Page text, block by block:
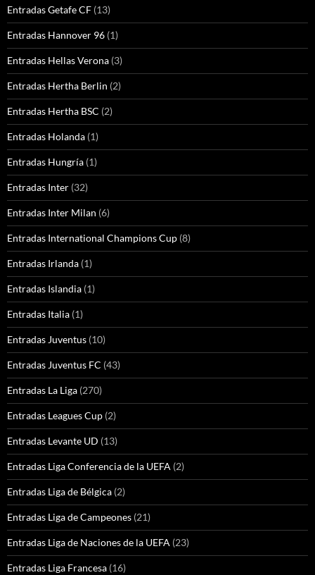
Entradas Getafe CF (13)
Entradas Hannover 96 (1)
Entradas Hellas Verona (3)
Entradas Hertha Berlin (2)
Entradas Hertha BSC (2)
Entradas Holanda (1)
Entradas Hungría (1)
Entradas Inter (32)
Entradas Inter Milan (6)
Entradas International Champions Cup (8)
Entradas Irlanda (1)
Entradas Islandia (1)
Entradas Italia (1)
Entradas Juventus (10)
Entradas Juventus FC (43)
Entradas La Liga (270)
Entradas Leagues Cup (2)
Entradas Levante UD (13)
Entradas Liga Conferencia de la UEFA (2)
Entradas Liga de Bélgica (2)
Entradas Liga de Campeones (21)
Entradas Liga de Naciones de la UEFA (23)
Entradas Liga Francesa (16)